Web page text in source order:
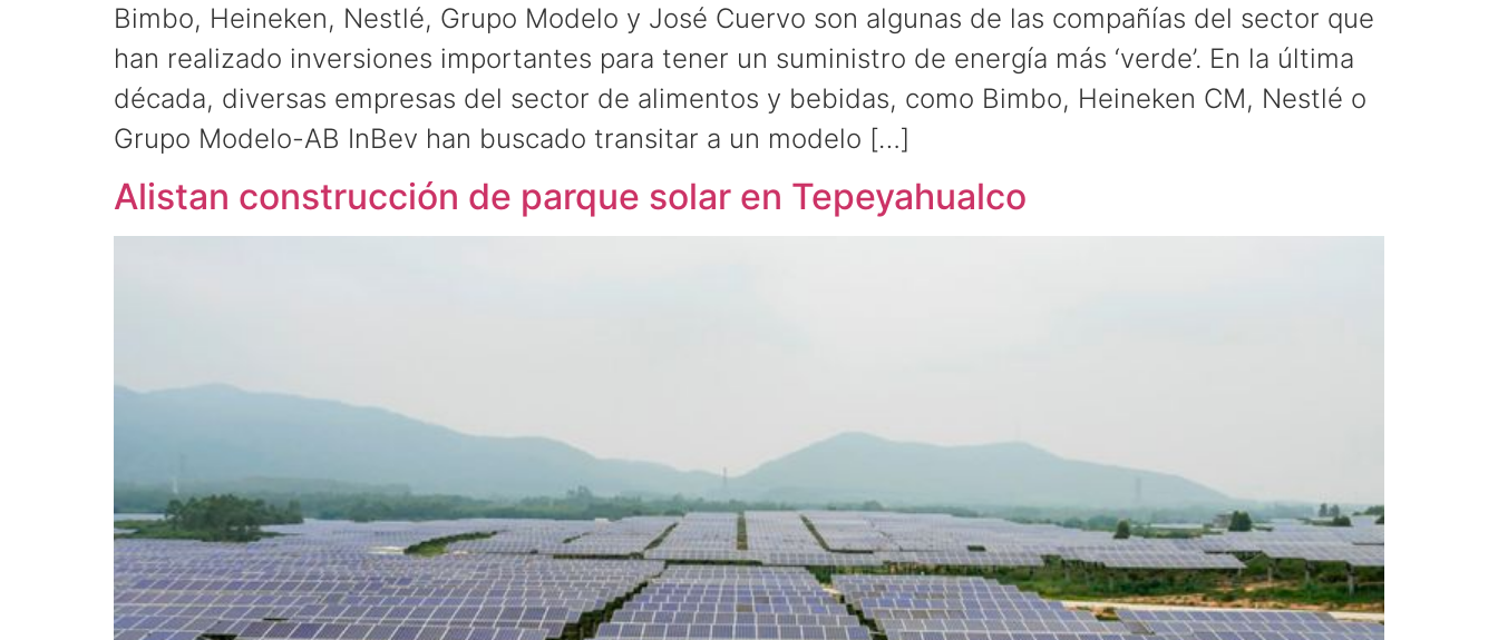
Bimbo, Heineken, Nestlé, Grupo Modelo y José Cuervo son algunas de las compañías del sector que
han realizado inversiones importantes para tener un suministro de energía más ‘verde’. En la última
década, diversas empresas del sector de alimentos y bebidas, como Bimbo, Heineken CM, Nestlé o
Grupo Modelo-AB InBev han buscado transitar a un modelo […]
Alistan construcción de parque solar en Tepeyahualco